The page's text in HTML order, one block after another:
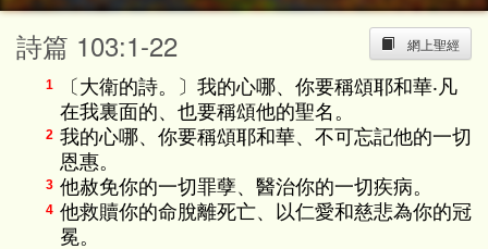
網上聖經
詩篇 103:1-22
1
〔大衛的詩。〕我的心哪、你要稱頌耶和華‧凡
在我裏面的、也要稱頌他的聖名。
2 我的心哪、你要稱頌耶和華、不可忘記他的一切
恩惠。
3 他赦免你的一切罪孽、醫治你的一切疾病。
4 他救贖你的命脫離死亡、以仁愛和慈悲為你的冠
冕。